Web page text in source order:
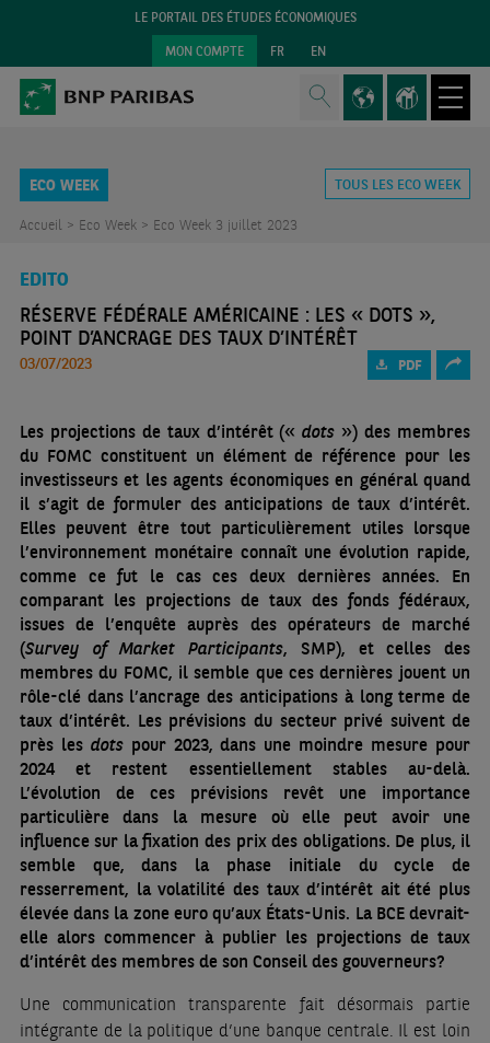
LE PORTAIL DES ÉTUDES ÉCONOMIQUES
MON COMPTE FR EN
ECO WEEK TOUS LES ECO WEEK
Accueil > Eco Week > Eco Week 3 juillet 2023
EDITO
RÉSERVE FÉDÉRALE AMÉRICAINE : LES « DOTS »,
POINT D’ANCRAGE DES TAUX D’INTÉRÊT
03/07/2023 PDF
Les projections de taux d’intérêt («dots ») des membres
du FOMC constituent un élément de référence pour les
investisseurs et les agents économiques en général quand
il s’agit de formuler des anticipations de taux d’intérêt.
Elles peuvent être tout particulièrement utiles lorsque
l’environnement monétaire connaît une évolution rapide,
comme ce fut le cas ces deux dernières années. En
comparant les projections de taux des fonds fédéraux,
issues de l’enquête auprès des opérateurs de marché
(Survey of Market Participants, SMP), et celles des
membres du FOMC, il semble que ces dernières jouent un
rôle-clé dans l’ancrage des anticipations à long terme de
taux d’intérêt. Les prévisions du secteur privé suivent de
près les dots pour 2023, dans une moindre mesure pour
2024 et restent essentiellement stables au-delà.
L’évolution de ces prévisions revêt une importance
particulière dans la mesure où elle peut avoir une
influence sur la fixation des prix des obligations. De plus, il
semble que, dans la phase initiale du cycle de
resserrement, la volatilité des taux d’intérêt ait été plus
élevée dans la zone euro qu’aux États-Unis. La BCE devrait-
elle alors commencer à publier les projections de taux
d’intérêt des membres de son Conseil des gouverneurs?
Une communication transparente fait désormais partie
intégrante de la politique d’une banque centrale. Il est loin